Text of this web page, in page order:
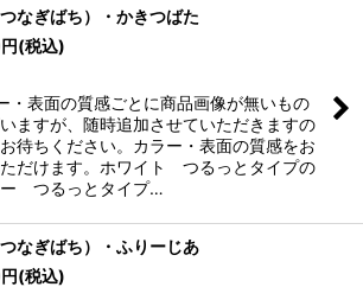
なぎばち）・かきつばた
円(税込)
・表面の質感ごとに商品画像が無いもの
ますが、随時追加させていただきますの
待ちください。カラー・表面の質感をお
だけます。ホワイト つるっとタイプの
つるっとタイプ…
なぎばち）・ふりーじあ
円(税込)